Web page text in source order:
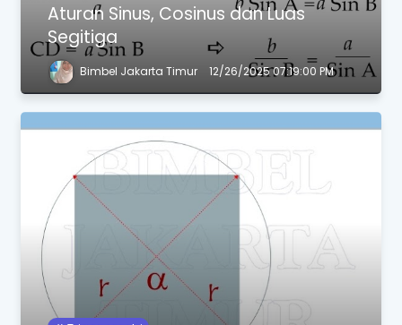
Aturan Sinus, Cosinus dan Luas
Segitiga
Bimbel Jakarta Timur 12/26/2025 07:19:00 PM